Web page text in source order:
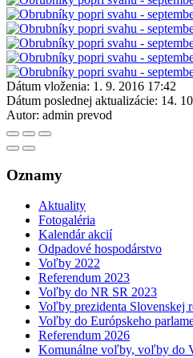
Dátum vloženia: 1. 9. 2016 17:42
Dátum poslednej aktualizácie: 14.
Autor: admin prevod
Oznamy
Aktuality
Fotogaléria
Kalendár akcií
Odpadové hospodárstvo
Voľby 2022
Referendum 2023
Voľby do NR SR 2023
Voľby prezidenta Slovenskej
Voľby do Európskeho
Referendum 2026
Komunálne voľby, voľby do